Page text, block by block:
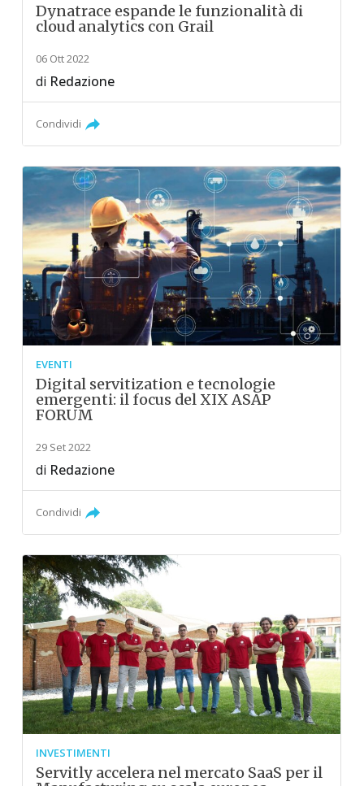
Dynatrace espande le funzionalità di
cloud analytics con Grail
06 Ott 2022
di Redazione
Condividi
EVENTI
Digital servitization e tecnologie
emergenti: il focus del XIX ASAP
FORUM
29 Set 2022
di Redazione
Condividi
INVESTIMENTI
Servitly accelera nel mercato SaaS per il